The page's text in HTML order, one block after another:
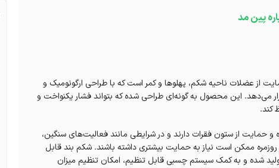
پین مد
برای حمایت از عضلات ناحیه شکم، پهلوها و کمر است که با طراحی ارگونومیک و
می‌دهد. این محصول به گونه‌ای طراحی شده که بتواند فشار یکنواخت و
کند.
از ستون فقرات دارند و در شرایطی مانند فعالیت‌های سنگین،
ممکن است نیاز به حمایت بیشتری داشته باشند. شکم بند قابل
تولید شده و به کمک سیستم چسبی قابل تنظیم، امکان تنظیم میزان